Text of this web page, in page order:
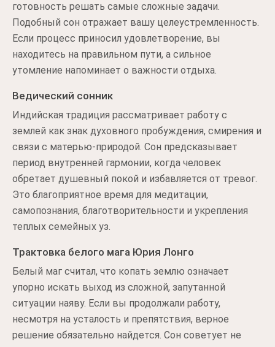
готовность решать самые сложные задачи.
Подобный сон отражает вашу целеустремленность.
Если процесс приносил удовлетворение, вы
находитесь на правильном пути, а сильное
утомление напоминает о важности отдыха.
Ведический сонник
Индийская традиция рассматривает работу с
землей как знак духовного пробуждения, смирения и
связи с матерью-природой. Сон предсказывает
период внутренней гармонии, когда человек
обретает душевный покой и избавляется от тревог.
Это благоприятное время для медитации,
самопознания, благотворительности и укрепления
теплых семейных уз.
Трактовка белого мага Юрия Лонго
Белый маг считал, что копать землю означает
упорно искать выход из сложной, запутанной
ситуации наяву. Если вы продолжали работу,
несмотря на усталость и препятствия, верное
решение обязательно найдется. Сон советует не